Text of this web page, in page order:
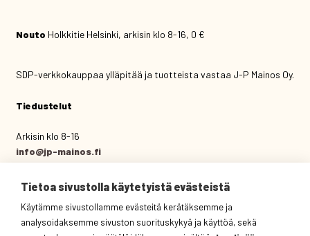
Nouto Holkkitie Helsinki, arkisin klo 8-16, 0 €
SDP-verkkokauppaa ylläpitää ja tuotteista vastaa J-P Mainos Oy.
Tiedustelut
Arkisin klo 8-16
info@jp-mainos.fi
Holkkitie 14 C 3.krs
00880 Helsinki
Tietoa sivustolla käytetyistä evästeistä
Käytämme sivustollamme evästeitä kerätäksemme ja
analysoidaksemme sivuston suorituskykyä ja käyttöä, sekä